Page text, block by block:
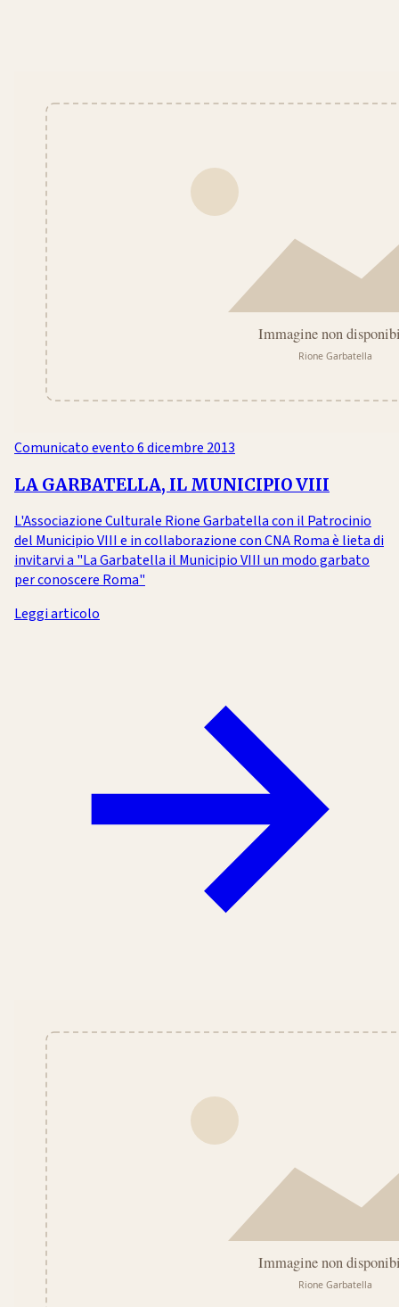
Comunicato evento6 dicembre 2013
LA GARBATELLA, IL MUNICIPIO VIII
L'Associazione Culturale Rione Garbatella con il Patrocinio
del Municipio VIII e in collaborazione con CNA Roma è lieta di
invitarvi a "La Garbatella il Municipio VIII un modo garbato
per conoscere Roma"
Leggi articolo